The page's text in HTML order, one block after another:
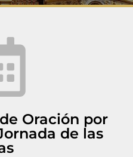
Oración por
de las